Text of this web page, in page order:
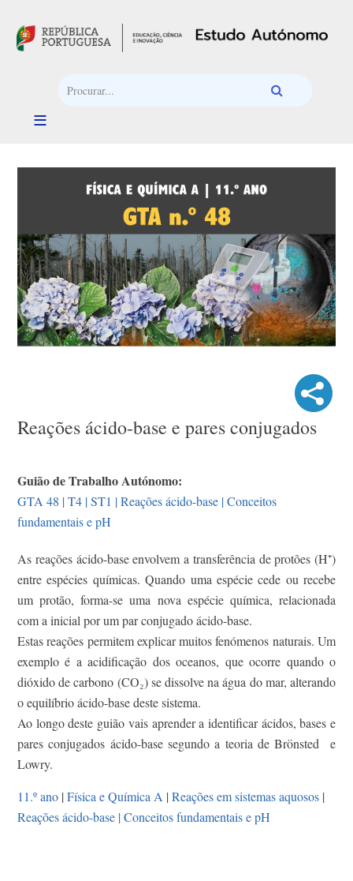
Reações ácido-base e pares conjugados
Guião de Trabalho Autónomo:
GTA 48 | T4 | ST1 | Reações ácido-base | Conceitos
fundamentais e pH
As reações ácido-base envolvem a transferência de protões (H⁺)
entre espécies químicas. Quando uma espécie cede ou recebe
um protão, forma-se uma nova espécie química, relacionada
com a inicial por um par conjugado ácido-base.
Estas reações permitem explicar muitos fenómenos naturais. Um
exemplo é a acidificação dos oceanos, que ocorre quando o
dióxido de carbono (CO₂) se dissolve na água do mar, alterando
o equilíbrio ácido-base deste sistema.
Ao longo deste guião vais aprender a identificar ácidos, bases e
pares conjugados ácido-base segundo a teoria de Brönsted e
Lowry.
11.º ano |Física e Química A |Reações em sistemas aquosos |
Reações ácido-base | Conceitos fundamentais e pH